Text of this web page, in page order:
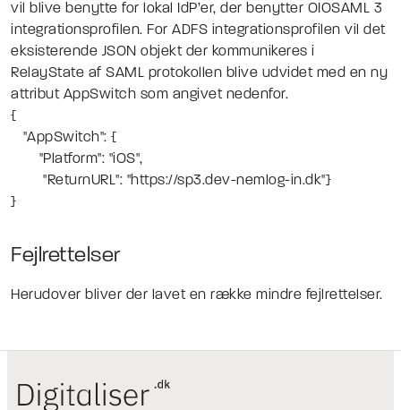
vil blive benytte for lokal IdP’er, der benytter OIOSAML 3
integrationsprofilen. For ADFS integrationsprofilen vil det
eksisterende JSON objekt der kommunikeres i
RelayState af SAML protokollen blive udvidet med en ny
attribut AppSwitch som angivet nedenfor.
{
"AppSwitch": {
"Platform": "iOS",
"ReturnURL": "https://sp3.dev-nemlog-in.dk"}
}
Fejlrettelser
Herudover bliver der lavet en række mindre fejlrettelser.